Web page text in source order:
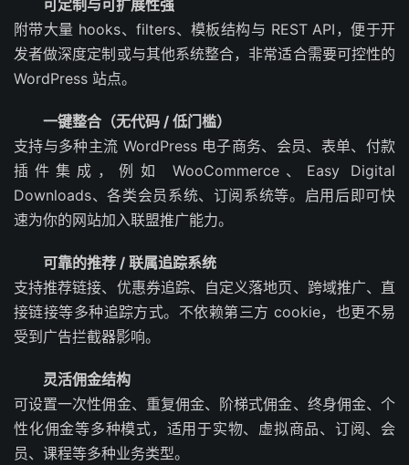
可定制与可扩展性强
附带大量 hooks、filters、模板结构与 REST API，便于开
发者做深度定制或与其他系统整合，非常适合需要可控性的
WordPress 站点。
一键整合（无代码 / 低门槛）
支持与多种主流 WordPress 电子商务、会员、表单、付款
插件集成，例如 WooCommerce、Easy Digital
Downloads、各类会员系统、订阅系统等。启用后即可快
速为你的网站加入联盟推广能力。
可靠的推荐 / 联属追踪系统
支持推荐链接、优惠券追踪、自定义落地页、跨域推广、直
接链接等多种追踪方式。不依赖第三方 cookie，也更不易
受到广告拦截器影响。
灵活佣金结构
可设置一次性佣金、重复佣金、阶梯式佣金、终身佣金、个
性化佣金等多种模式，适用于实物、虚拟商品、订阅、会
员、课程等多种业务类型。